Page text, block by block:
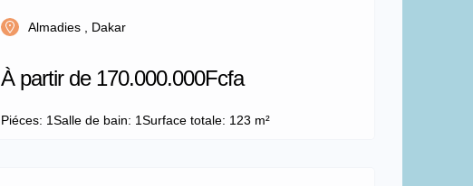
Piéces: 1Salle de bain: 1Surface totale: 123 m²
Almadies , Dakar
À partir de 170.000.000Fcfa